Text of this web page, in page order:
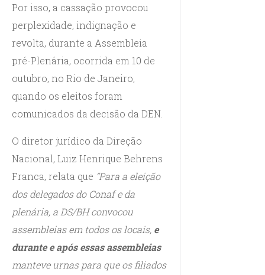
Por isso, a cassação provocou
perplexidade, indignação e
revolta, durante a Assembleia
pré-Plenária, ocorrida em 10 de
outubro, no Rio de Janeiro,
quando os eleitos foram
comunicados da decisão da DEN.
O diretor jurídico da Direção
Nacional, Luiz Henrique Behrens
Franca, relata que “Para a eleição
dos delegados do Conaf e da
plenária, a DS/BH convocou
assembleias em todos os locais, e
durante e após essas assembleias
manteve urnas para que os filiados